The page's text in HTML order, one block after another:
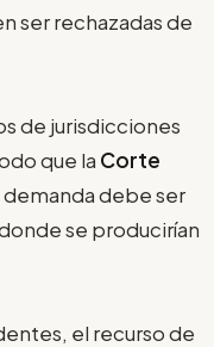
ser rechazadas de
de jurisdicciones
que la Corte
debe ser
se producirían
el recurso de